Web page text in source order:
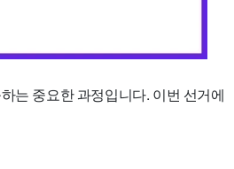
는 중요한 과정입니다. 이번 선거에